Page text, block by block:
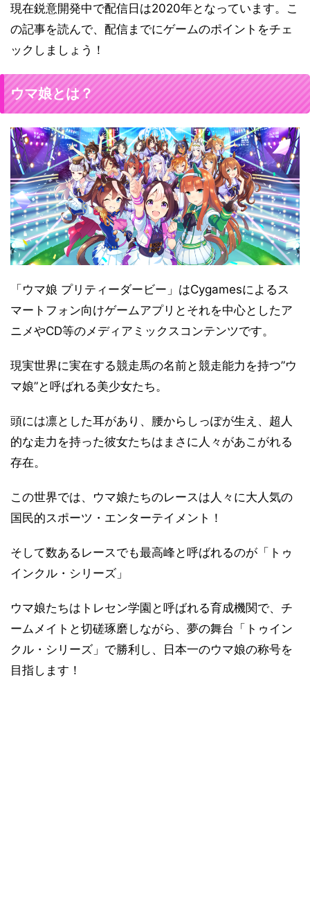
現在鋭意開発中で配信日は2020年となっています。こ
の記事を読んで、配信までにゲームのポイントをチェ
ックしましょう！
ウマ娘とは？
「ウマ娘 プリティーダービー」はCygamesによるス
マートフォン向けゲームアプリとそれを中心としたア
ニメやCD等のメディアミックスコンテンツです。
現実世界に実在する競走馬の名前と競走能力を持つ”ウ
マ娘”と呼ばれる美少女たち。
頭には凛とした耳があり、腰からしっぽが生え、超人
的な走力を持った彼女たちはまさに人々があこがれる
存在。
この世界では、ウマ娘たちのレースは人々に大人気の
国民的スポーツ・エンターテイメント！
そして数あるレースでも最高峰と呼ばれるのが「トゥ
インクル・シリーズ」
ウマ娘たちはトレセン学園と呼ばれる育成機関で、チ
ームメイトと切磋琢磨しながら、夢の舞台「トゥイン
クル・シリーズ」で勝利し、日本一のウマ娘の称号を
目指します！